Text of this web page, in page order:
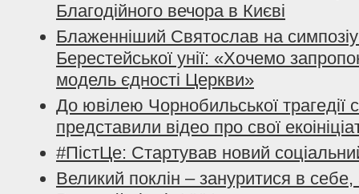
Благодійного вечора в Києві
Блаженніший Святослав на
Берестейської унії: «Хочемо
модель єдності Церкви»
До ювілею Чорнобильської трагедії
представили відео про свої
#ПістЦе: Стартував новий
Великий поклін – зануритися в